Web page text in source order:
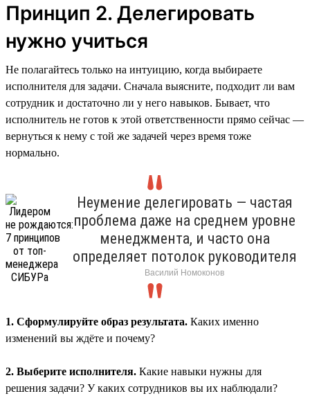
Принцип 2. Делегировать
нужно учиться
Не полагайтесь только на интуицию, когда выбираете
исполнителя для задачи. Сначала выясните, подходит ли вам
сотрудник и достаточно ли у него навыков. Бывает, что
исполнитель не готов к этой ответственности прямо сейчас —
вернуться к нему с той же задачей через время тоже
нормально.
Неумение делегировать — частая
проблема даже на среднем уровне
менеджмента, и часто она
определяет потолок руководителя
Василий Номоконов
1. Сформулируйте образ результата. Каких именно
изменений вы ждёте и почему?
2. Выберите исполнителя. Какие навыки нужны для
решения задачи? У каких сотрудников вы их наблюдали?